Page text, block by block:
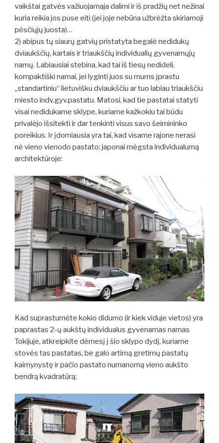
vaikštai gatvės važiuojamaja dalimi ir iš pradžių net nežinai
kuria reikia jos puse eiti (jei joje nebūna užbrėžta skiriamoji
pėsčiųjų juosta)…
2) abipus tų siaurų gatvių pristatyta begalė nedidukų
dviaukščių, kartais ir triaukščių individualių gyvenamųjų
namų. Labiausiai stebina, kad tai iš tiesų nedideli,
kompaktiški namai, jei lyginti juos su mums įprastu
„standartiniu“ lietuvišku dviaukščiu ar tuo labiau triaukščiu
miesto indv.gyv.pastatu. Matosi, kad tie pastatai statyti
visai nedidukame sklype, kuriame kažkokiu tai būdu
privalėjo išsitekti ir dar tenkinti visus savo šeimininko
poreikius. Ir įdomiausia yra tai, kad visame rajone nerasi
nė vieno vienodo pastato; japonai mėgsta individualumą
architektūroje:
Kad suprastumėte kokio didumo (ir kiek viduje vietos) yra
paprastas 2-ų aukštų individualus gyvenamas namas
Tokijuje, atkreipkite dėmesį į šio sklypo dydį, kuriame
stovės tas pastatas, be galo artimą gretimų pastatų
kaimynystę ir pačio pastato numanomą vieno aukšto
bendrą kvadratūrą: